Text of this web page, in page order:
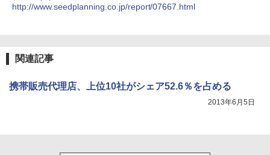
http://www.seedplanning.co.jp/report/07667.html
関連記事
携帯販売代理店、上位10社がシェア52.6％を占める
2013年6月5日